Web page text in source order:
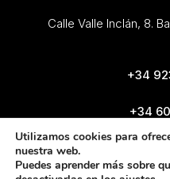
Calle Valle Inclán, 8.
+34
+34
Utilizamos cookies para
nuestra web.
Puedes aprender más sobre